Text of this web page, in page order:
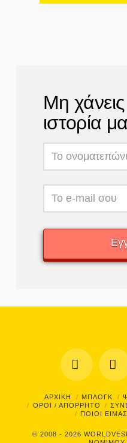
Μη
ιστορία
X
ΑΡΧΙΚΗ ΜΠΛΟΓΚ
ΟΡΟΙ / ΑΠΟΡΡΗΤΟ
ΠΟΙΟΙ
© 2008 - 2026